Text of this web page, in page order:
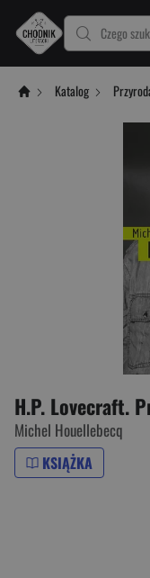
Czego
Katalog
H.P. Lovecraft.
Michel Houellebecq
KSIĄŻKA